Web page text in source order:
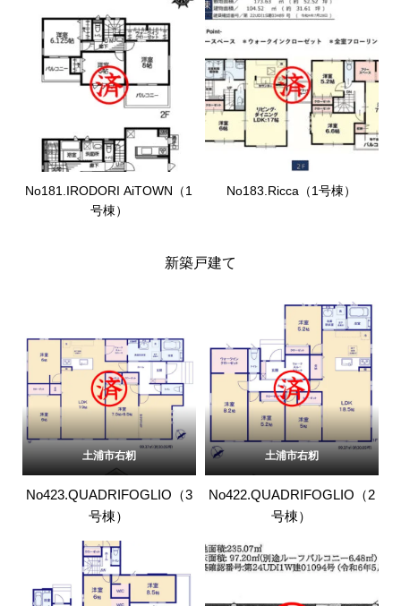
No181.IRODORI AiTOWN（1
号棟）
No183.Ricca（1号棟）
新築戸建て
土浦市右籾
No423.QUADRIFOGLIO（3
号棟）
土浦市右籾
No422.QUADRIFOGLIO（2
号棟）